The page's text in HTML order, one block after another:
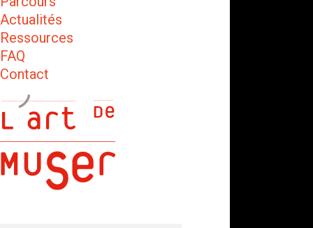
Actualités
Ressources
FAQ
Contact